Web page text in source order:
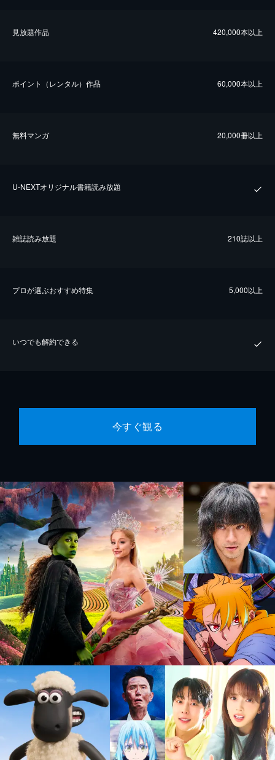
⾒放題作品 420,000本以上
ポイント（レンタル）作品 60,000本以上
無料マンガ 20,000冊以上
U-NEXTオリジナル書籍読み放題
雑誌読み放題 210誌以上
プロが選ぶおすすめ特集 5,000以上
いつでも解約できる
今すぐ観る